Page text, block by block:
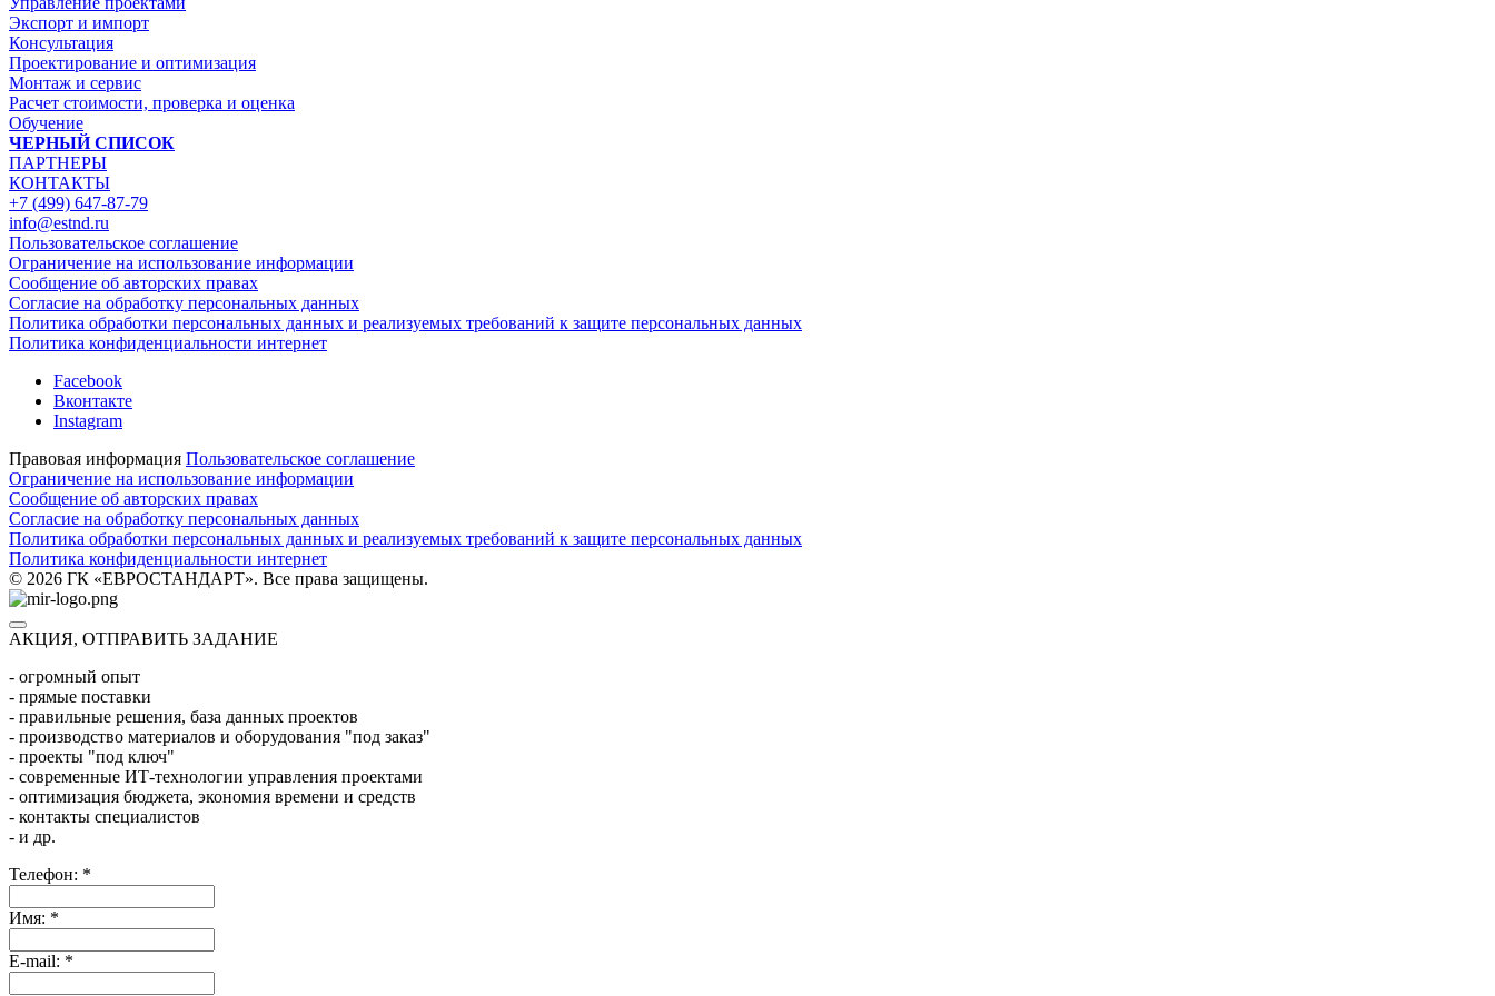
Экспорт и импорт
Консультация
Проектирование и оптимизация
Монтаж и сервис
Расчет стоимости, проверка и оценка
Обучение
ЧЕРНЫЙ СПИСОК
ПАРТНЕРЫ
КОНТАКТЫ
+7 (499) 647-87-79
info@estnd.ru
Пользовательское соглашение
Ограничение на использование информации
Сообщение об авторских правах
Согласие на обработку персональных данных
Политика обработки персональных данных и реализуемых требований к защите персональных данных
Политика конфиденциальности интернет
Facebook
Вконтакте
Instagram
Правовая информация Пользовательское соглашение
Ограничение на использование информации
Сообщение об авторских правах
Согласие на обработку персональных данных
Политика обработки персональных данных и реализуемых требований к защите персональных данных
Политика конфиденциальности интернет
© 2026 ГК «ЕВРОСТАНДАРТ». Все права защищены.
АКЦИЯ, ОТПРАВИТЬ ЗАДАНИЕ
- огромный опыт
- прямые поставки
- правильные решения, база данных проектов
- производство материалов и оборудования "под заказ"
- проекты "под ключ"
- современные ИТ-технологии управления проектами
- оптимизация бюджета, экономия времени и средств
- контакты специалистов
- и др.
Телефон: *
Имя: *
E-mail: *